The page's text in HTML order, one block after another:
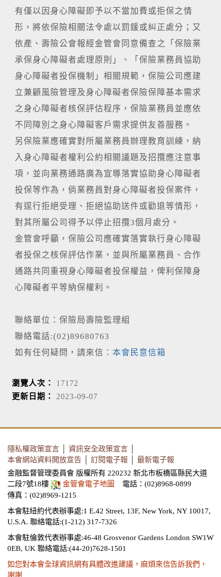
有僅以因身心障礙即予以不當加費或拒保之情
形，將依保險相關法令處以罰鍰或糾正處分；又
依產、壽險公會報經金管會同意備查之「保險業
承保身心障礙者處理原則」、「保險業務員協助
身心障礙者投保機制」相關規範，保險公司應建
立兼顧風險管理及身心障礙者保險保障基本需求
之身心障礙者核保評估程序，保險業務員並應依
不同障別之身心障礙客戶需求提供友善服務。
另保險業應確實對所屬業務員辦理教育訓練，納
入身心障礙者權利公約相關議題及招攬應注意事
項，並向業務通路廣為宣導落實協助身心障礙者
投保等作為，倘業務員對身心障礙者投保案件，
有逕行拒絕受理、拒絕協助送件或勸退等情形，
對其所屬公司得予以停止招攬3個月處分。
金管會呼籲，保險公司應確實落實執行身心障礙
者投保之核保評估作業，並與所屬業務員、合作
通路共同重視身心障礙者投保權益，俾利保障身
心障礙者平等納保權利。
聯絡單位：保險局壽險監理組
聯絡電話:(02)89680763
如有任何疑問，請來信： 本會民意信箱
瀏覽人次： 17172
更新日期： 2023-09-07
隱私權政策宣言 資訊安全政策宣言
本會網站資料開放宣告
訂閱電子報
最新電子報
金融監督管理委員會 版權所有 220232 新北市板橋區縣民大道
二段7號18樓
金管會電子地圖
電話：(02)8968-0899
傳真：(02)8969-1215
本會駐紐約代表辦事處:1 E.42 Street, 13F, New York, NY 10017,
U.S.A. 聯絡電話:(1-212) 317-7326
本會駐倫敦代表辦事處:46-48 Grosvenor Gardens London SW1W
0EB, UK 聯絡電話:(44-20)7628-1501
如您對本會全球資訊網有具體改進建議，麻煩來信告訴我們，
謝謝